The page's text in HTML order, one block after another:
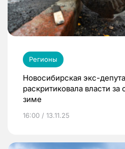
Регионы
Новосибирская экс-
раскритиковала власти
зиме
16:00 / 13.11.25